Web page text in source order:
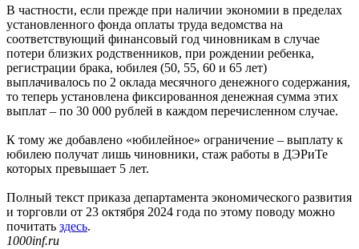
В частности, если прежде при наличии экономии в пределах
установленного фонда оплаты труда ведомства на
соответствующий финансовый год чиновникам в случае
потери близких родственников, при рождении ребенка,
регистрации брака, юбилея (50, 55, 60 и 65 лет)
выплачивалось по 2 оклада месячного денежного содержания,
то теперь установлена фиксированноя денежная сумма этих
выплат – по 30 000 рублей в каждом перечисленном случае.
К тому же добавлено «юбилейное» ограничение – выплату к
юбилею получат лишь чиновники, стаж работы в ДЭРиТе
которых превышает 5 лет.
Полный текст приказа департамента экономического развития
и торговли от 23 октября 2024 года по этому поводу можно
почитать здесь.
1000inf.ru